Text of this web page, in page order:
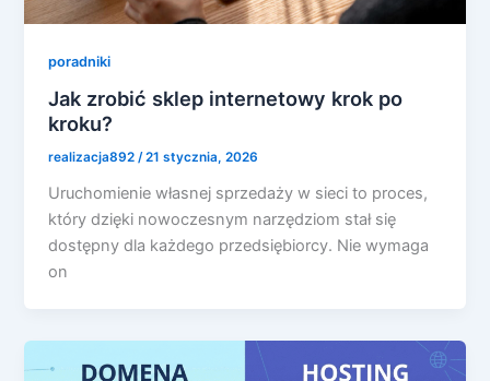
poradniki
Jak zrobić sklep internetowy krok po
kroku?
realizacja892/21 stycznia, 2026
Uruchomienie własnej sprzedaży w sieci to proces,
który dzięki nowoczesnym narzędziom stał się
dostępny dla każdego przedsiębiorcy. Nie wymaga
on